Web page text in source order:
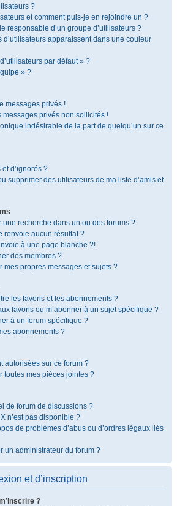
?
et comment puis-je en rejoindre un ?
responsable d’un groupe d’utilisateurs ?
d’utilisateurs apparaissent dans une couleur
par défaut » ?
» ?
messages privés !
privés non sollicités !
indésirable de la part de quelqu’un sur ce
d’ignorés ?
supprimer des utilisateurs de ma liste d’amis et
recherche dans un ou des forums ?
renvoie aucun résultat ?
à une page blanche ?!
des membres ?
mes propres messages et sujets ?
les favoris et les abonnements ?
favoris ou m’abonner à un sujet spécifique ?
à un forum spécifique ?
abonnements ?
autorisées sur ce forum ?
toutes mes pièces jointes ?
de forum de discussions ?
n’est pas disponible ?
de problèmes d’abus ou d’ordres légaux liés
un administrateur du forum ?
et d’inscription
?